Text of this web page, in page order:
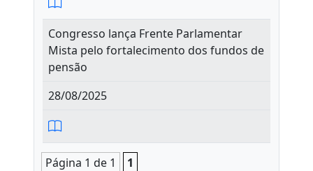
Congresso lança Frente Parlamentar
Mista pelo fortalecimento dos fundos de
pensão
28/08/2025
Página 1 de 1 1